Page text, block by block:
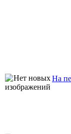
На